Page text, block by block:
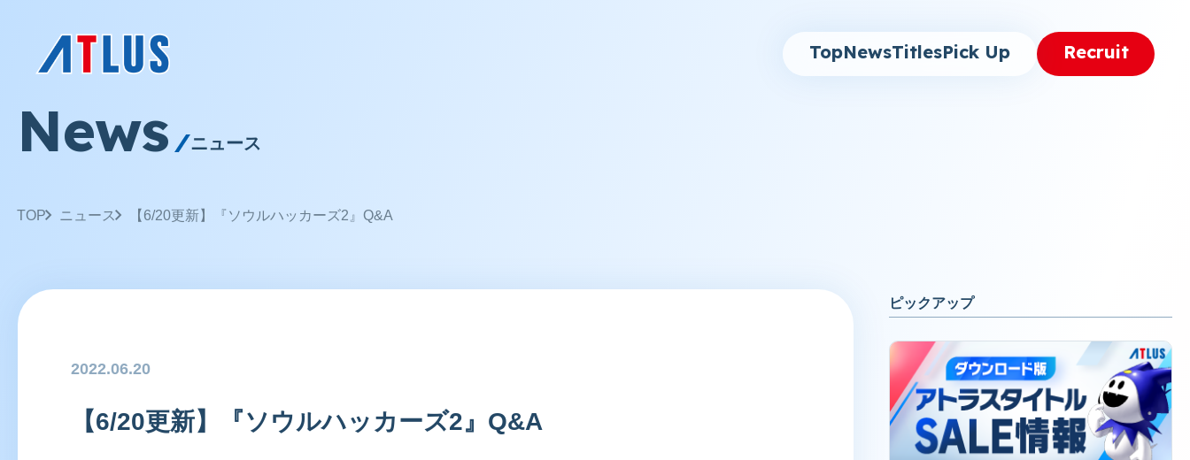
TopNewsTitlesPick Up Recruit
News ニュース
TOP ニュース 【6/20更新】『ソウルハッカーズ2』Q&A
2022.06.20
【6/20更新】『ソウルハッカーズ2』Q&A
ピックアップ